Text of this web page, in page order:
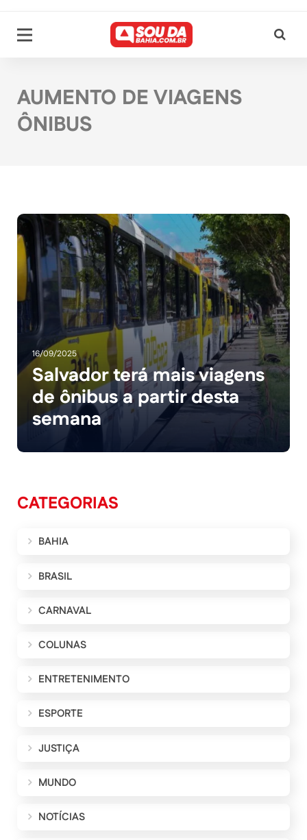
AUMENTO DE VIAGENS
ÔNIBUS
16/09/2025
Salvador terá mais viagens
de ônibus a partir desta
semana
CATEGORIAS
BAHIA
BRASIL
CARNAVAL
COLUNAS
ENTRETENIMENTO
ESPORTE
JUSTIÇA
MUNDO
NOTÍCIAS